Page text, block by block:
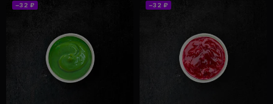
−32 ₽ −32 ₽